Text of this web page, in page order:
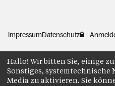
ImpressumDatenschutz
Hallo! Wir bitten Sie, einige
Sonstiges, systemtechnische
Media zu aktivieren. Sie